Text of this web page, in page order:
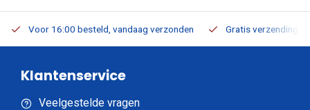
Voor 16:00 besteld, vandaag verzonden Gratis verzending
Klantenservice
Veelgestelde vragen